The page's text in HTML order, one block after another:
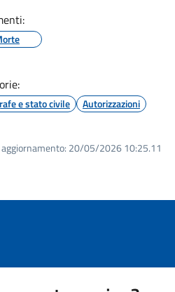
e stato civile Autorizzazioni
20/05/2026 10:25.11